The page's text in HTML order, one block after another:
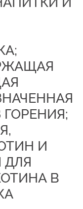
И
ДЛЯ
В